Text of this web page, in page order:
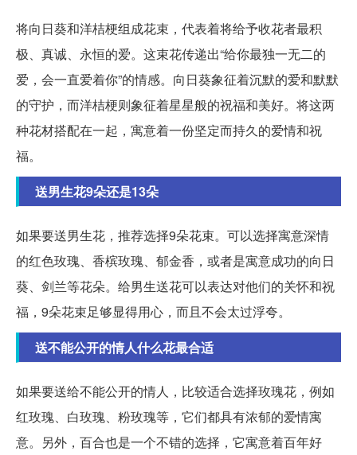
将向日葵和洋桔梗组成花束，代表着将给予收花者最积
极、真诚、永恒的爱。这束花传递出“给你最独一无二的
爱，会一直爱着你”的情感。向日葵象征着沉默的爱和默默
的守护，而洋桔梗则象征着星星般的祝福和美好。将这两
种花材搭配在一起，寓意着一份坚定而持久的爱情和祝
福。
送男生花9朵还是13朵
如果要送男生花，推荐选择9朵花束。可以选择寓意深情
的红色玫瑰、香槟玫瑰、郁金香，或者是寓意成功的向日
葵、剑兰等花朵。给男生送花可以表达对他们的关怀和祝
福，9朵花束足够显得用心，而且不会太过浮夸。
送不能公开的情人什么花最合适
如果要送给不能公开的情人，比较适合选择玫瑰花，例如
红玫瑰、白玫瑰、粉玫瑰等，它们都具有浓郁的爱情寓
意。另外，百合也是一个不错的选择，它寓意着百年好